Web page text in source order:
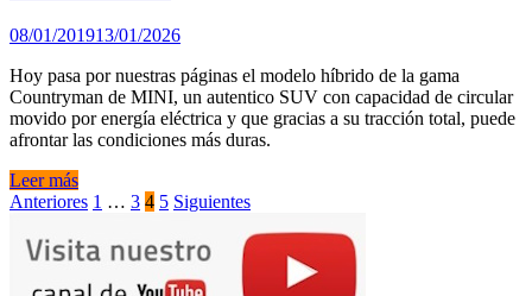
08/01/201913/01/2026
Hoy pasa por nuestras páginas el modelo híbrido de la gama
Countryman de MINI, un autentico SUV con capacidad de circular
movido por energía eléctrica y que gracias a su tracción total, puede
afrontar las condiciones más duras.
Probamos
el
Cooper
Leer más
Paginación
de
entradas
Anteriores 1 … 3 4 5 Siguientes